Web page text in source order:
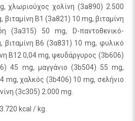
χλωριούχος χολίνη (3a890) 2.500
βιταμίνη Β1 (3a821) 10 mg, βιταμίνη
(3a315) 50 mg, D-παντοθενικό-
βιταμίνη Β6 (3α831) 10 mg, φυλικό
Β12 0,04 mg, ψευδάργυρος (3b606)
45 mg, μαγγάνιο (3b504) 55 mg,
mg, χαλκός (3b406) 10 mg, σελήνιο
(3c305) 2.000 mg.
kcal / kg.